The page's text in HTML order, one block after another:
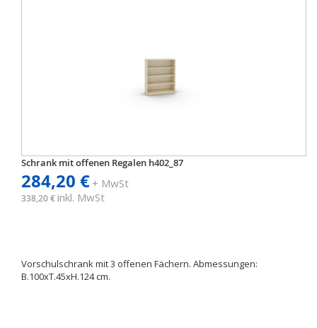
Schrank mit offenen Regalen h402_87
284,20 €+ MwSt
338,20 € inkl. MwSt
Vorschulschrank mit 3 offenen Fächern. Abmessungen:
B.100xT.45xH.124 cm.